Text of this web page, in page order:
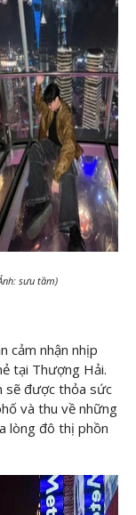
sưu tầm)
cảm nhận nhịp
tại Thượng Hải.
sẽ được thỏa sức
và thu về những
lòng đô thị phồn